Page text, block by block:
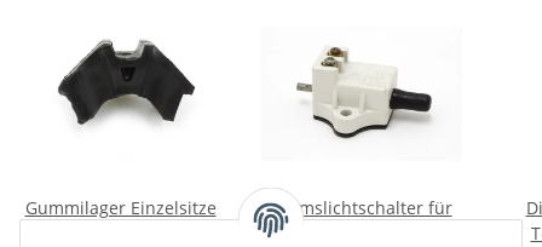
Gummilager Einzelsitze
Bremslichtschalter für
Fußbremse Ural, Dnepr.